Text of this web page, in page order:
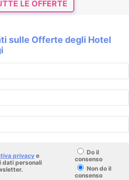
LE OFFERTE
sulle Offerte degli Hotel
privacy e
dati personali
Do il
consenso
Non do il
consenso